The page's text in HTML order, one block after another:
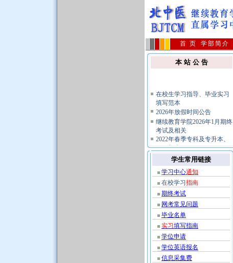
首 页 学部简介
本 站 公 告
在校生学习指导、毕业实习
填写范本
2026年放假时间公告
继续教育学院2026年1月期终
考试及相关
2022年春季专科及专升本、
2020年春
2026年4月批次毕业生领取毕
业证及档案
关于不要购买假冒复习题避
免上当受骗的公告
公共课统考报名及相关规定
指南
学生常用链接
学习中心通知
在校学习 指南
期终考试
网考常见问题
毕业名单
实习 填写指南
学位申请
学位英语报名
信息采集费